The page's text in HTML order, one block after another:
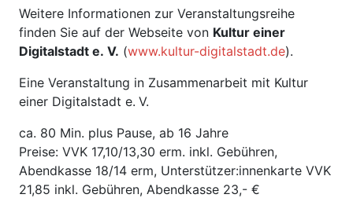
Weitere Informationen zur Veranstaltungsreihe
finden Sie auf der Webseite von Kultur einer
Digitalstadt e. V. (www.kultur-digitalstadt.de).
Eine Veranstaltung in Zusammenarbeit mit Kultur
einer Digitalstadt e. V.
ca. 80 Min. plus Pause, ab 16 Jahre
Preise: VVK 17,10/13,30 erm. inkl. Gebühren,
Abendkasse 18/14 erm, Unterstützer:innenkarte VVK
21,85 inkl. Gebühren, Abendkasse 23,- €